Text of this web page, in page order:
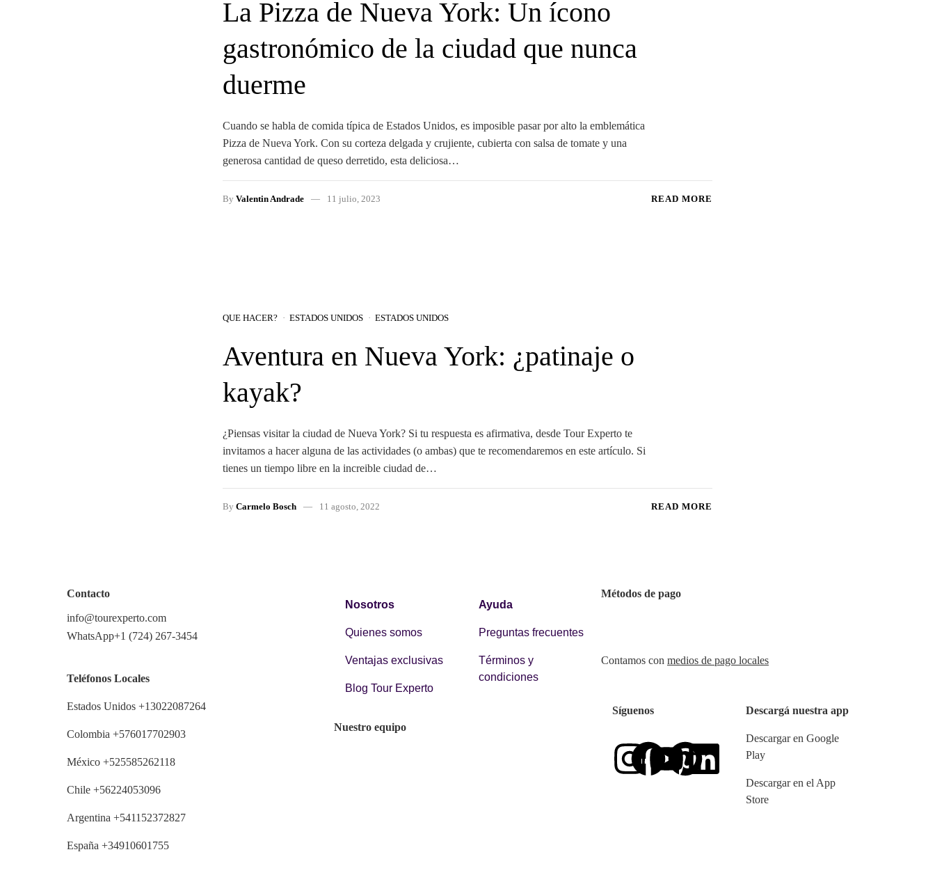
La Pizza de Nueva York: Un ícono
gastronómico de la ciudad que nunca
duerme
Cuando se habla de comida típica de Estados Unidos, es imposible pasar por alto la emblemática
Pizza de Nueva York. Con su corteza delgada y crujiente, cubierta con salsa de tomate y una
generosa cantidad de queso derretido, esta deliciosa…
By Valentin Andrade 11 julio, 2023 READ MORE
QUE HACER? ESTADOS UNIDOS ESTADOS UNIDOS
Aventura en Nueva York: ¿patinaje o
kayak?
¿Piensas visitar la ciudad de Nueva York? Si tu respuesta es afirmativa, desde Tour Experto te
invitamos a hacer alguna de las actividades (o ambas) que te recomendaremos en este artículo. Si
tienes un tiempo libre en la increible ciudad de…
By Carmelo Bosch 11 agosto, 2022 READ MORE
Contacto
info@tourexperto.com
WhatsApp+1 (724) 267-3454
Teléfonos Locales
Estados Unidos +13022087264
Colombia +576017702903
México +525585262118
Chile +56224053096
Argentina +541152372827
España +34910601755
Nosotros
Quienes somos
Ventajas exclusivas
Blog Tour Experto
Ayuda
Preguntas frecuentes
Términos y
condiciones
Nuestro equipo
Métodos de pago
Contamos con medios de pago locales
Síguenos Descargá nuestra app
Descargar en Google
Play
Descargar en el App
Store